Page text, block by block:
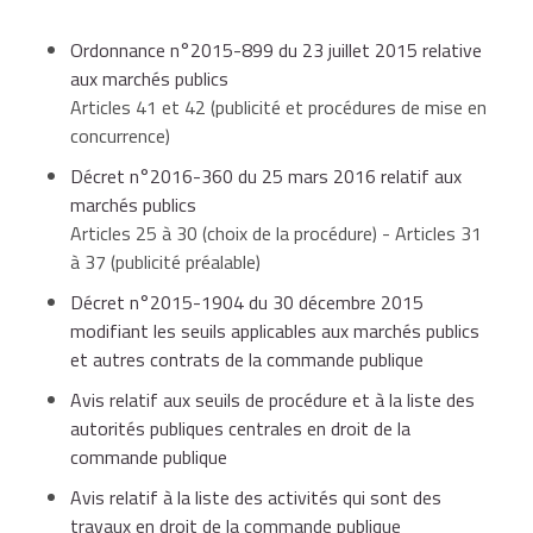
janvier 2016 au 31 décembre 2017 (montants hors
Objet du
marché
Fournitures
à partir de135 000 €pour l'État
et ses établissements publics
à partir de209 000 € pour les
collectivités territoriales et les
établissements publics de santé
Fournitures
et services
en dessous
de
à
de 90 000 €
134 999,99 €
Travaux
en dessous
de
25 000 €
de25 000 €
89 999,99 €
Publicité
non
obligatoire
Publicité libre ou adaptée
commehomogènesqui sont pris en compte, soit
parce qu'ils ont une
paire de ciseaux est une fourniture de bureau pour
une administration et un matériel chirurgical pour
un hôpital), soit parce qu'ils constituent une unité
fonctionnellec'est-à-dire parce qu'ils servent à la
même chose (ensemble des prestations
nécessaires à un même projet).
Par exemple, un besoin de fournitures de bureau doit
être estimé en prenant en compte le coût de toutes
les fournitures (sans séparer les stylos à bille et les
crayons à papier, par exemple), les fournitures de
bureau représentant une catégorie homogène au sens
des marchés publics.
Ordonnance n°2015-899 du 23 juillet 2015 relative
aux marchés publics
Articles 41 et 42 (publicité et procédures de mise en
concurrence)
Décret n°2016-360 du 25 mars 2016 relatif aux
marchés publics
Articles 25 à 30 (choix de la procédure) - Articles 31
à 37 (publicité préalable)
Décret n°2015-1904 du 30 décembre 2015
modifiant les seuils applicables aux marchés publics
et autres contrats de la commande publique
Avis relatif aux seuils de procédure et à la liste des
autorités publiques centrales en droit de la
commande publique
Avis relatif à la liste des activités qui sont des
travaux en droit de la commande publique